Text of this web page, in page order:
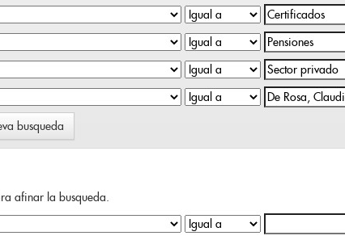
busqueda
afinar la busqueda.